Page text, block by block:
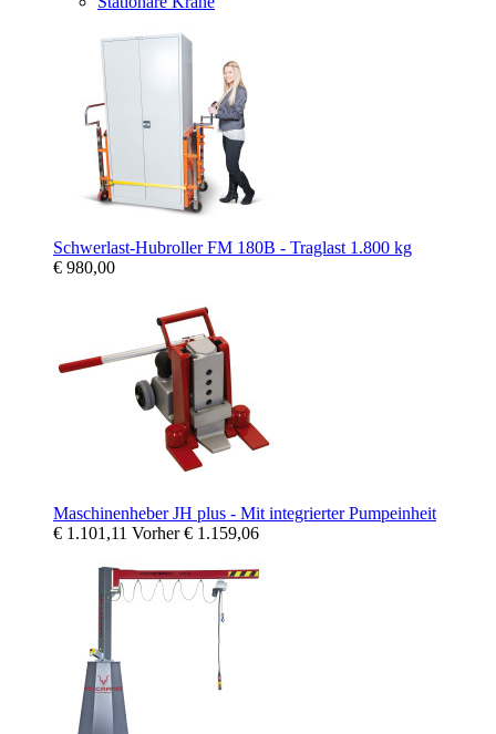
Schwerlast-Hubroller FM 180B - Traglast 1.800 kg
€ 980,00
Maschinenheber JH plus - Mit integrierter Pumpeinheit
€ 1.101,11 Vorher€ 1.159,06